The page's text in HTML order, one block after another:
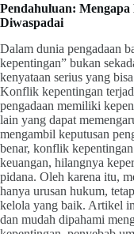
Pendahuluan:
Diwaspadai
Dalam dunia pengadaan
kepentingan” bukan
kenyataan serius yang
Konflik kepentingan
pengadaan memiliki
lain yang dapat
mengambil keputusan
benar, konflik
keuangan, hilangnya
pidana. Oleh karena itu,
hanya urusan hukum,
kelola yang baik. Artikel
dan mudah dipahami